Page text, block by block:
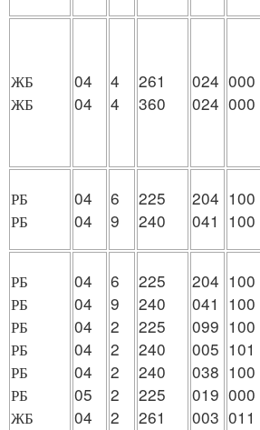
ЖБ
ЖБ
04
04
4
4
261
360
024
024
000
000
РБ
РБ
04
04
6
9
225
240
204
041
100
100
РБ
РБ
РБ
РБ
РБ
РБ
ЖБ
04
04
04
04
04
05
04
6
9
2
2
2
2
2
225
240
225
240
240
225
261
204
041
099
005
038
019
003
100
100
100
101
100
000
011